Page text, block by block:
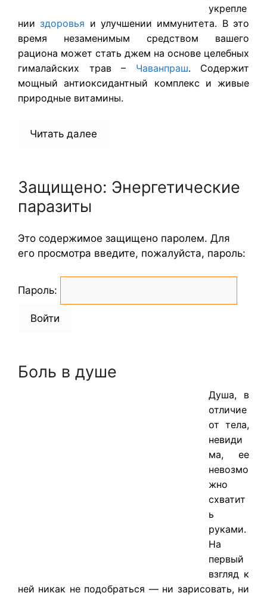
укрепле
нииздоровья и улучшении иммунитета. В это
время незаменимым средством вашего
рациона может стать джем на основе целебных
гималайских трав – Чаванпраш. Содержит
мощный антиоксидантный комплекс и живые
природные витамины.
Читать далее
Защищено: Энергетические
паразиты
Это содержимое защищено паролем. Для
его просмотра введите, пожалуйста, пароль:
Пароль:
Боль в душе
Душа, в
отличие
от тела,
невиди
ма, ее
невозмо
жно
схватит
ь
руками.
На
первый
взгляд к
ней никак не подобраться — ни зарисовать, ни